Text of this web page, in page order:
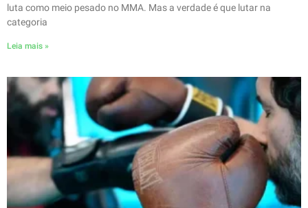
luta como meio pesado no MMA. Mas a verdade é que lutar na
categoria
Leia mais »